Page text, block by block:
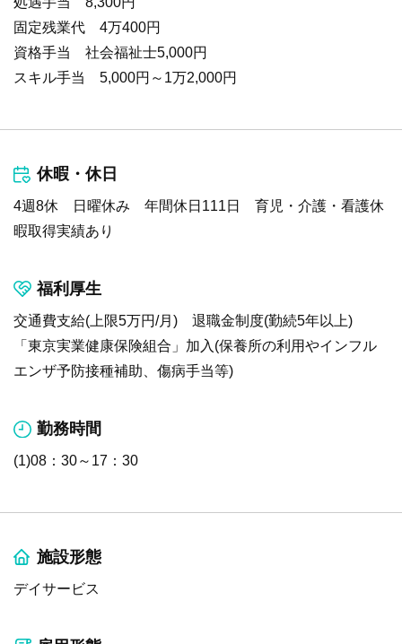
固定残業代 4万400円
資格手当 社会福祉士5,000円
スキル手当 5,000円～1万2,000円
休暇・休日
4週8休 日曜休み 年間休日111日 育児・介護・看護休
暇取得実績あり
福利厚生
交通費支給(上限5万円/月) 退職金制度(勤続5年以上)
「東京実業健康保険組合」加入(保養所の利用やインフル
エンザ予防接種補助、傷病手当等)
勤務時間
(1)08：30～17：30
施設形態
デイサービス